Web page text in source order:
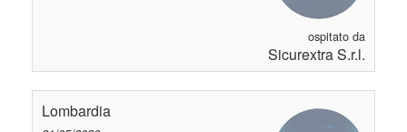
ospitato da
Sicurextra S.r.l.
Lombardia